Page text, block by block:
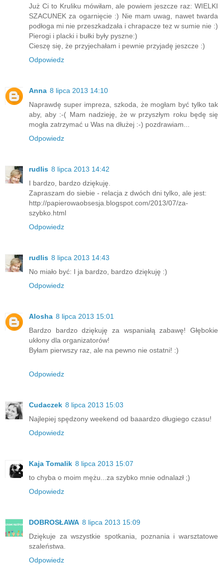
Już Ci to Kruliku mówiłam, ale powiem jeszcze raz: WIELKI
SZACUNEK za ogarnięcie :) Nie mam uwag, nawet twarda
podłoga mi nie przeszkadzała i chrapacze tez w sumie nie :)
Pierogi i placki i bułki były pyszne:)
Cieszę się, że przyjechałam i pewnie przyjadę jeszcze :)
Odpowiedz
Anna 8 lipca 2013 14:10
Naprawdę super impreza, szkoda, że mogłam być tylko tak
aby, aby :-( Mam nadzieję, że w przyszłym roku będę się
mogła zatrzymać u Was na dłużej :-) pozdrawiam...
Odpowiedz
rudlis 8 lipca 2013 14:42
I bardzo, bardzo dziękuję.
Zapraszam do siebie - relacja z dwóch dni tylko, ale jest:
http://papierowaobsesja.blogspot.com/2013/07/za-
szybko.html
Odpowiedz
rudlis 8 lipca 2013 14:43
No miało być: I ja bardzo, bardzo dziękuję :)
Odpowiedz
Alosha 8 lipca 2013 15:01
Bardzo bardzo dziękuję za wspaniałą zabawę! Głębokie
ukłony dla organizatorów!
Byłam pierwszy raz, ale na pewno nie ostatni! :)
Odpowiedz
Cudaczek 8 lipca 2013 15:03
Najlepiej spędzony weekend od baaardzo długiego czasu!
Odpowiedz
Kaja Tomalik 8 lipca 2013 15:07
to chyba o moim mężu...za szybko mnie odnalazł ;)
Odpowiedz
DOBROSŁAWA 8 lipca 2013 15:09
Dziękuje za wszystkie spotkania, poznania i warsztatowe
szaleństwa.
Odpowiedz